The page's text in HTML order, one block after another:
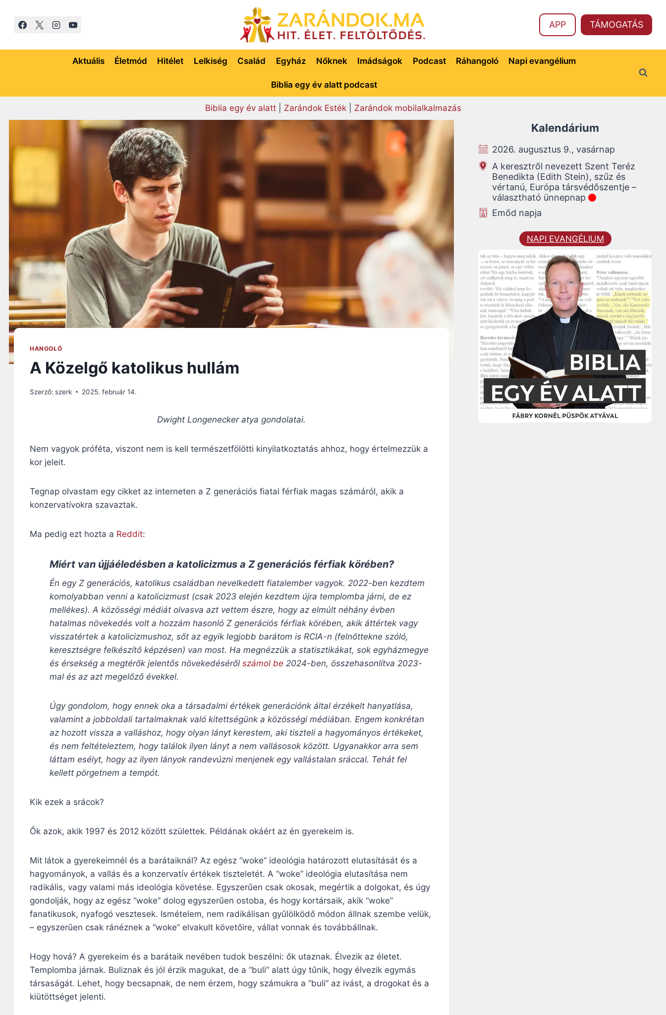
APP TÁMOGATÁS
Aktuális Életmód Hitélet Lelkiség Család Egyház Nőknek Imádságok Podcast Ráhangoló Napi evangélium
Biblia egy év alatt podcast
Biblia egy év alatt| Zarándok Esték| Zarándok mobilalkalmazás
HANGOLÓ
A Közelgő katolikus hullám
Szerző: szerk 2025. február 14.
Dwight Longenecker atya gondolatai.
Nem vagyok próféta, viszont nem is kell természetfölötti kinyilatkoztatás ahhoz, hogy értelmezzük a
kor jeleit.
Tegnap olvastam egy cikket az interneten a Z generációs fiatal férfiak magas számáról, akik a
konzervatívokra szavaztak.
Ma pedig ezt hozta a Reddit:
Miért van újjáéledésben a katolicizmus a Z generációs férfiak körében?
Én egy Z generációs, katolikus családban nevelkedett fiatalember vagyok. 2022-ben kezdtem
komolyabban venni a katolicizmust (csak 2023 elején kezdtem újra templomba járni, de ez
mellékes). A közösségi médiát olvasva azt vettem észre, hogy az elmúlt néhány évben
hatalmas növekedés volt a hozzám hasonló Z generációs férfiak körében, akik áttértek vagy
visszatértek a katolicizmushoz, sőt az egyik legjobb barátom is RCIA-n (felnőttekne szóló,
keresztségre felkészítő képzésen) van most. Ha megnézzük a statisztikákat, sok egyházmegye
és érsekség a megtérők jelentős növekedéséről számol be 2024-ben, összehasonlítva 2023-
mal és az azt megelőző évekkel.
Úgy gondolom, hogy ennek oka a társadalmi értékek generációnk által érzékelt hanyatlása,
valamint a jobboldali tartalmaknak való kitettségünk a közösségi médiában. Engem konkrétan
az hozott vissza a valláshoz, hogy olyan lányt kerestem, aki tiszteli a hagyományos értékeket,
és nem feltételeztem, hogy találok ilyen lányt a nem vallásosok között. Ugyanakkor arra sem
láttam esélyt, hogy az ilyen lányok randevúzni menjenek egy vallástalan sráccal. Tehát fel
kellett pörgetnem a tempót.
Kik ezek a srácok?
Ők azok, akik 1997 és 2012 között születtek. Példának okáért az én gyerekeim is.
Mit látok a gyerekeimnél és a barátaiknál? Az egész “woke” ideológia határozott elutasítását és a
hagyományok, a vallás és a konzervatív értékek tiszteletét. A “woke” ideológia elutasítása nem
radikális, vagy valami más ideológia követése. Egyszerűen csak okosak, megértik a dolgokat, és úgy
gondolják, hogy az egész “woke” dolog egyszerűen ostoba, és hogy kortársaik, akik “woke”
fanatikusok, nyafogó vesztesek. Ismételem, nem radikálisan gyűlölködő módon állnak szembe velük,
– egyszerűen csak ránéznek a “woke” elvakult követőire, vállat vonnak és továbbállnak.
Hogy hová? A gyerekeim és a barátaik nevében tudok beszélni: ők utaznak. Élvezik az életet.
Templomba járnak. Buliznak és jól érzik magukat, de a “buli” alatt úgy tűnik, hogy élvezik egymás
társaságát. Lehet, hogy becsapnak, de nem érzem, hogy számukra a “buli” az ivást, a drogokat és a
kiütöttséget jelenti.
Kalendárium
2026. augusztus 9., vasárnap
A keresztről nevezett Szent Teréz
Benedikta (Edith Stein), szűz és
vértanú, Európa társvédőszentje –
választható ünnepnap
Emőd napja
NAPI EVANGÉLIUM